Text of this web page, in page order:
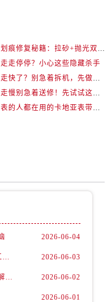
卡地亚划痕修复秘籍：拉砂+抛光双工艺还原如新
走停停？小心这些隐藏杀手
卡地亚走快了？别急着拆机，先做这一步
卡地亚走慢别急着送修！先试试这些方法
真正懂表的人都在用的卡地亚表带调节技巧
2026-06-04
卡地亚划痕修复秘籍：拉砂+抛光双工艺还原如新 2026-06-03
卡地亚走快又不走慢？游丝问题你了解多少？ 2026-06-02
2026-06-01